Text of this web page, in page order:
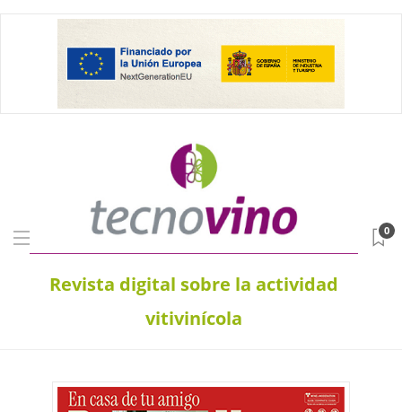
Revista digital sobre la actividad
vitivinícola
0